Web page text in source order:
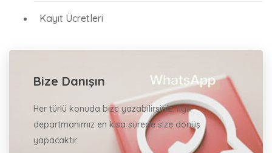
Kayıt Ücretleri
Bize Danışın
Her türlü konuda bize yazabilirsiniz. İlgili
departmanımız en kısa sürede size dönüş
yapacaktır.